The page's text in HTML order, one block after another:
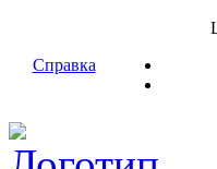
Справка